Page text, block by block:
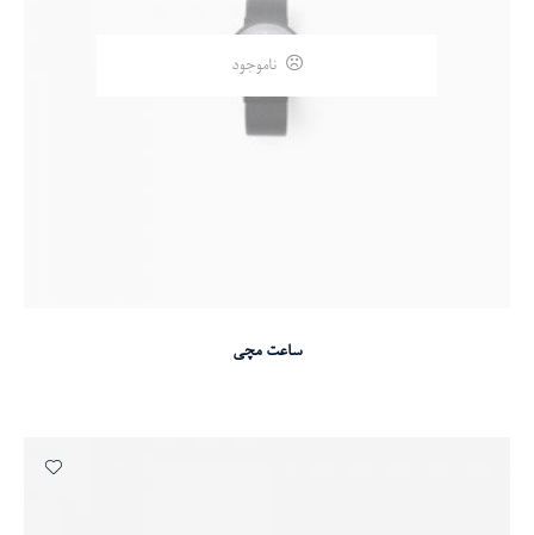
ناموجود
انتخاب گزینه ها
ساعت مچی